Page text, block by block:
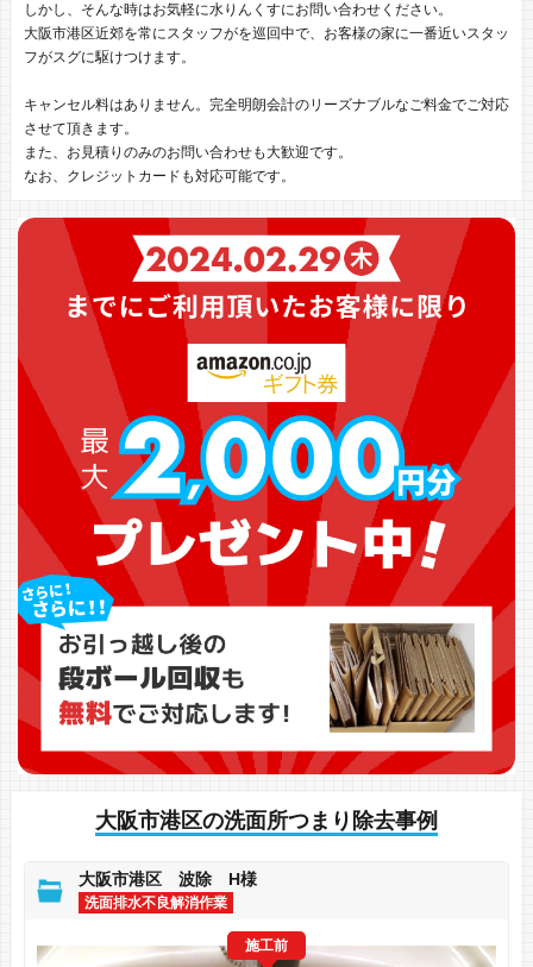
しかし、そんな時はお気軽に水りんくすにお問い合わせください。
大阪市港区近郊を常にスタッフがを巡回中で、お客様の家に一番近いスタッ
フがスグに駆けつけます。
キャンセル料はありません。完全明朗会計のリーズナブルなご料金でご対応
させて頂きます。
また、お見積りのみのお問い合わせも大歓迎です。
なお、クレジットカードも対応可能です。
大阪市港区の洗面所つまり除去事例
大阪市港区 波除 H様
洗面排水不良解消作業
施工前